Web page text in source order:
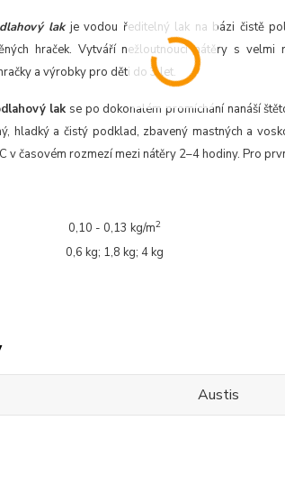
lakje vodou ředitelný lak na bázi čistě
hraček. Vytváří nežloutnoucí nátěry s
a výrobky pro děti do 3 let.
lak se po dokonalém promíchání nanáší
hladký a čistý podklad, zbavený mastných a
v časovém rozmezí mezi nátěry 2–4 hodiny. Pro
0,10 - 0,13 kg/m2
0,6 kg; 1,8 kg; 4 kg
Austis